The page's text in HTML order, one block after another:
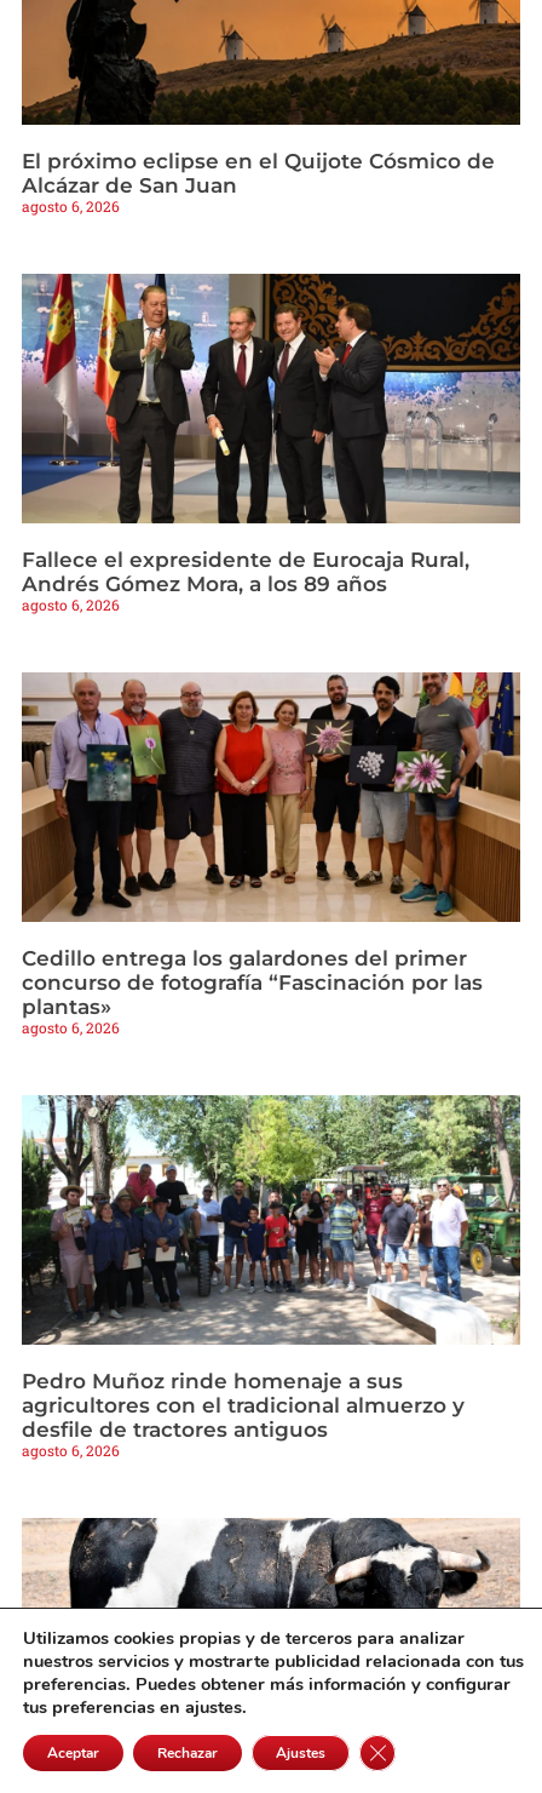
El próximo eclipse en el Quijote Cósmico de
Alcázar de San Juan
agosto 6, 2026
Fallece el expresidente de Eurocaja Rural,
Andrés Gómez Mora, a los 89 años
agosto 6, 2026
Cedillo entrega los galardones del primer
concurso de fotografía “Fascinación por las
plantas»
agosto 6, 2026
Pedro Muñoz rinde homenaje a sus
agricultores con el tradicional almuerzo y
desfile de tractores antiguos
agosto 6, 2026
Utilizamos cookies propias y de terceros para analizar
nuestros servicios y mostrarte publicidad relacionada con tus
preferencias. Puedes obtener más información y configurar
tus preferencias en ajustes.
Aceptar Rechazar Ajustes Cerrar el banner de